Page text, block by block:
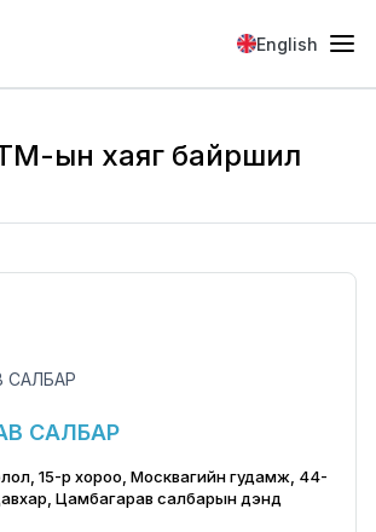
English
ын хаяг байршил
САЛБАР
15-р хороо, Москвагийн гудамж, 44-
Цамбагарав салбарын үүдэнд